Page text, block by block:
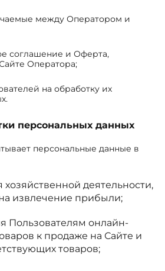
между Оператором и
соглашение и Оферта,
Оператора;
на обработку их
персональных данных
персональные данные в
деятельности,
извлечение прибыли;
Пользователям онлайн-
к продаже на Сайте и
товаров;